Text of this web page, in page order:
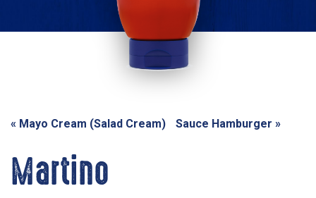
« Mayo Cream (Salad Cream) Sauce Hamburger »
Martino